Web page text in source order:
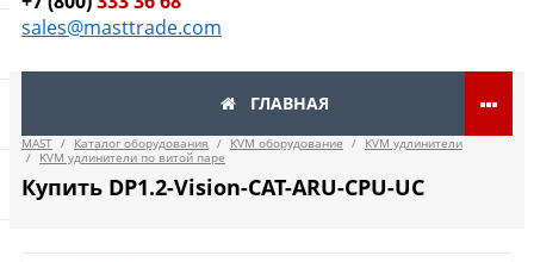
sales@masttrade.com
ГЛАВНАЯ
MAST / Каталог оборудования / KVM оборудование /
KVM удлинители
/
KVM удлинители по витой паре
Купить DP1.2-Vision-CAT-ARU-CPU-UC